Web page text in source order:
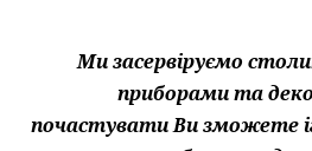
Ми засервіруємо
приборами та
почастувати Ви зможете